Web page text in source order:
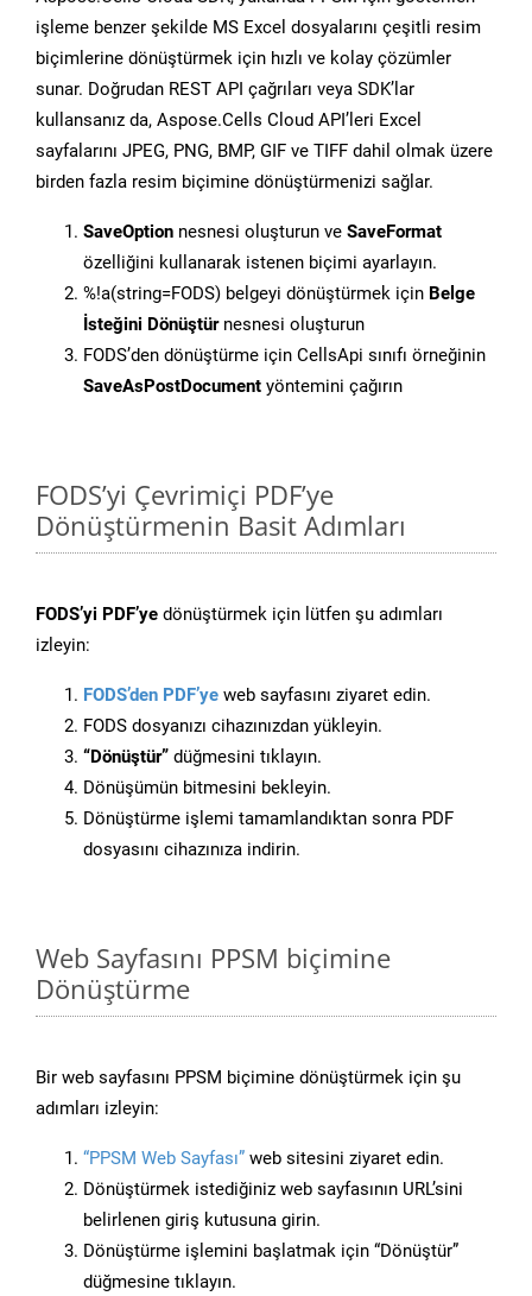
işleme benzer şekilde MS Excel dosyalarını çeşitli resim
biçimlerine dönüştürmek için hızlı ve kolay çözümler
sunar. Doğrudan REST API çağrıları veya SDK’lar
kullansanız da, Aspose.Cells Cloud API’leri Excel
sayfalarını JPEG, PNG, BMP, GIF ve TIFF dahil olmak üzere
birden fazla resim biçimine dönüştürmenizi sağlar.
SaveOption nesnesi oluşturun ve SaveFormat
özelliğini kullanarak istenen biçimi ayarlayın.
%!a(string=FODS) belgeyi dönüştürmek için Belge
İsteğini Dönüştürnesnesi oluşturun
FODS’den dönüştürme için CellsApi sınıfı örneğinin
SaveAsPostDocument yöntemini çağırın
FODS’yi Çevrimiçi PDF’ye
Dönüştürmenin Basit Adımları
FODS’yi PDF’ye dönüştürmek için lütfen şu adımları
izleyin:
FODS’den PDF’ye web sayfasını ziyaret edin.
FODS dosyanızı cihazınızdan yükleyin.
“Dönüştür” düğmesini tıklayın.
Dönüşümün bitmesini bekleyin.
Dönüştürme işlemi tamamlandıktan sonra PDF
dosyasını cihazınıza indirin.
Web Sayfasını PPSM biçimine
Dönüştürme
Bir web sayfasını PPSM biçimine dönüştürmek için şu
adımları izleyin:
“PPSM Web Sayfası” web sitesini ziyaret edin.
Dönüştürmek istediğiniz web sayfasının URL’sini
belirlenen giriş kutusuna girin.
Dönüştürme işlemini başlatmak için “Dönüştür”
düğmesine tıklayın.